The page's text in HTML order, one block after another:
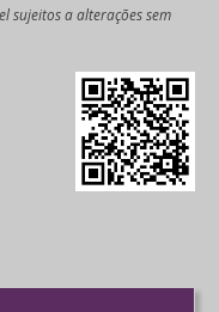
sujeitos a alterações sem